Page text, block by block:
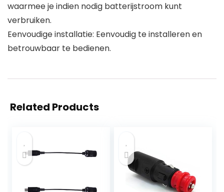
waarmee je indien nodig batterijstroom kunt
verbruiken.
Eenvoudige installatie: Eenvoudig te installeren en
betrouwbaar te bedienen.
Related Products